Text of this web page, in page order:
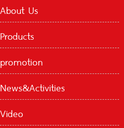
About Us
Products
promotion
News&Activities
Video